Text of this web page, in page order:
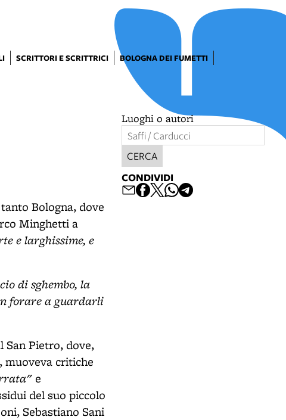
SCRITTORI E SCRITTRICI
BOLOGNA DEI FUMETTI
Bologna, dove
Minghetti a
e larghissime, e
di sghembo, la
forare a guardarli
San Pietro, dove,
, muoveva critiche
e
del suo piccolo
Sebastiano Sani
Luoghi o autori
CERCA
CONDIVIDI